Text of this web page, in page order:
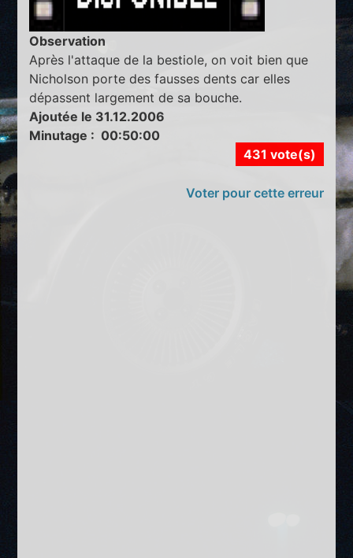
Observation
Après l'attaque de la bestiole, on voit bien que
Nicholson porte des fausses dents car elles
dépassent largement de sa bouche.
Ajoutée le 31.12.2006
Minutage : 00:50:00
431 vote(s)
Voter pour cette erreur